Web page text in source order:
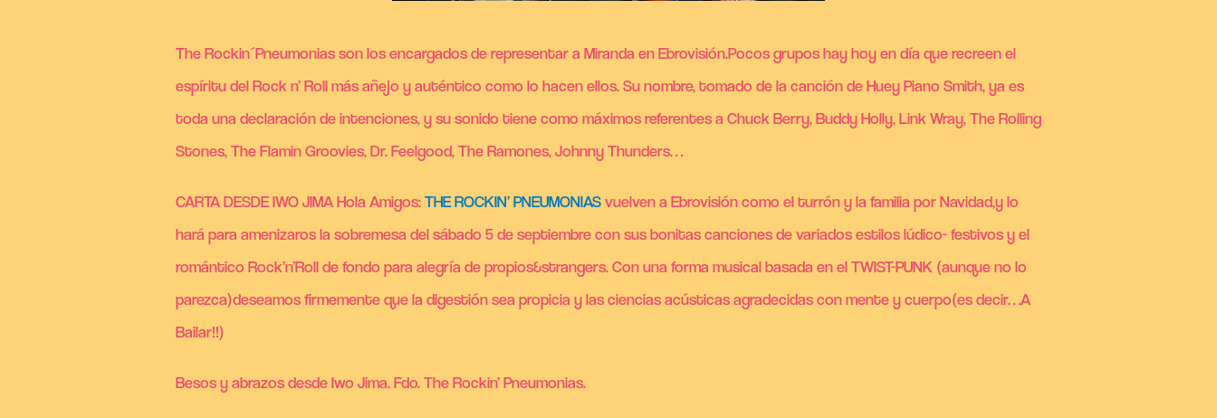
The Rockin´Pneumonias son los encargados de representar a Miranda en Ebrovisión.Pocos grupos hay hoy en día que recreen el
espíritu del Rock n’ Rollmás añejo y auténtico como lo hacen ellos. Su nombre, tomado de la canción de Huey Piano Smith, ya es
toda una declaración de intenciones, y su sonido tiene como máximos referentes a Chuck Berry, Buddy Holly, Link Wray, The Rolling
Stones, The Flamin Groovies, Dr. Feelgood, The Ramones, Johnny Thunders…
CARTA DESDE IWO JIMA Hola Amigos:THE ROCKIN’ PNEUMONIASvuelven a Ebrovisión como el turrón y la familia por Navidad,y lo
hará para amenizaros la sobremesa del sábado 5 de septiembre con sus bonitas canciones de variados estilos lúdico- festivos y el
romántico Rock’n’Roll de fondo para alegría de propios&strangers. Con una forma musical basada en el TWIST-PUNK (aunque no lo
parezca)deseamos firmemente que la digestión sea propicia y las ciencias acústicas agradecidas con mente y cuerpo(es decir…A
Bailar!!)
Besos y abrazos desde Iwo Jima. Fdo. The Rockin’ Pneumonias.